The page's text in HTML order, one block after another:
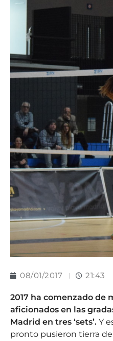
08/01/2017 21:43
2017 ha comenzado de
aficionados en las
Madrid en tres ‘sets’. Y
pronto pusieron tierra de